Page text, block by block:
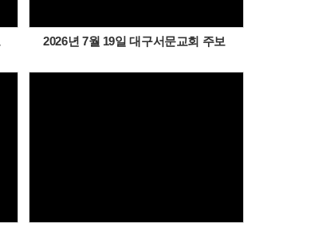
2026년 7월 19일 대구서문교회 주보